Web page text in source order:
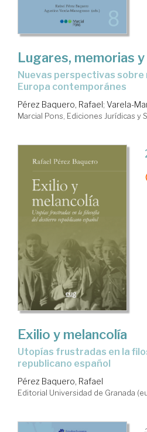
Lugares, memorias
nuevas perspectivas sobre migraciones en la
Europa contemporánes
Pérez Baquero, Rafael; Varela-
Marcial Pons, Ediciones Jurídicas y
Exilio y melancolía
utopías frustradas en la filosofía del destierro
republicano español
Pérez Baquero, Rafael
Editorial Universidad de Granada